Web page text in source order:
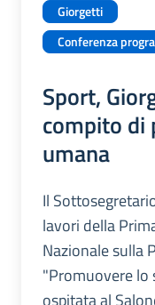
Giorgetti
Conferenza
Sport,
compito di
umana
Il
lavori della
Nazionale sulla
"Promuovere lo
ospitata al